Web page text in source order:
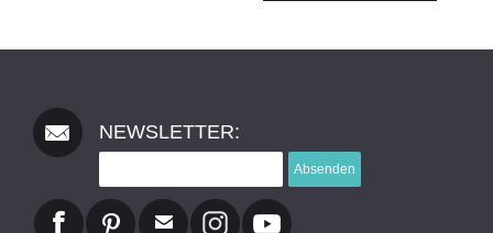
NEWSLETTER:
Absenden